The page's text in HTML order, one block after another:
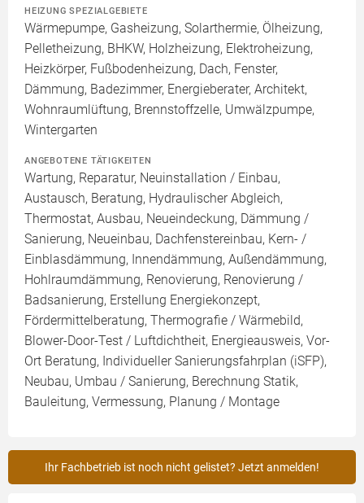
HEIZUNG SPEZIALGEBIETE
Wärmepumpe, Gasheizung, Solarthermie, Ölheizung,
Pelletheizung, BHKW, Holzheizung, Elektroheizung,
Heizkörper, Fußbodenheizung, Dach, Fenster,
Dämmung, Badezimmer, Energieberater, Architekt,
Wohnraumlüftung, Brennstoffzelle, Umwälzpumpe,
Wintergarten
ANGEBOTENE TÄTIGKEITEN
Wartung, Reparatur, Neuinstallation / Einbau,
Austausch, Beratung, Hydraulischer Abgleich,
Thermostat, Ausbau, Neueindeckung, Dämmung /
Sanierung, Neueinbau, Dachfenstereinbau, Kern- /
Einblasdämmung, Innendämmung, Außendämmung,
Hohlraumdämmung, Renovierung, Renovierung /
Badsanierung, Erstellung Energiekonzept,
Fördermittelberatung, Thermografie / Wärmebild,
Blower-Door-Test / Luftdichtheit, Energieausweis, Vor-
Ort Beratung, Individueller Sanierungsfahrplan (iSFP),
Neubau, Umbau / Sanierung, Berechnung Statik,
Bauleitung, Vermessung, Planung / Montage
Ihr Fachbetrieb ist noch nicht gelistet? Jetzt anmelden!